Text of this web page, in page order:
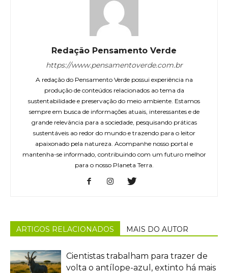
Redação Pensamento Verde
https://www.pensamentoverde.com.br
A redação do Pensamento Verde possui experiência na
produção de conteúdos relacionados ao tema da
sustentabilidade e preservação do meio ambiente. Estamos
sempre em busca de informações atuais, interessantes e de
grande relevância para a sociedade, pesquisando práticas
sustentáveis ao redor do mundo e trazendo para o leitor
apaixonado pela natureza. Acompanhe nosso portal e
mantenha-se informado, contribuindo com um futuro melhor
para o nosso Planeta Terra.
ARTIGOS RELACIONADOS MAIS DO AUTOR
Cientistas trabalham para trazer de
volta o antílope-azul, extinto há mais